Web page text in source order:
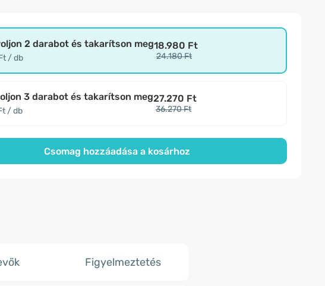
2 darabot és takarítson meg
/ db
18.980 Ft
24.180 Ft
3 darabot és takarítson meg
/ db
27.270 Ft
36.270 Ft
Csomag hozzáadása a kosárhoz
Figyelmeztetés